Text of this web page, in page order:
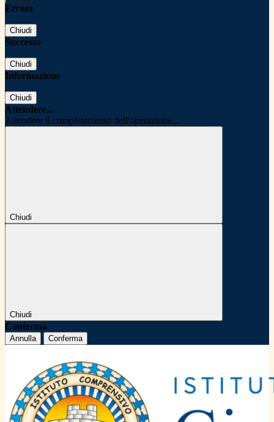
Errore
Chiudi
Successo
Chiudi
Informazione
Chiudi
Attendere...
Attendere il completamento dell'operazione...
Chiudi
Chiudi
Conferma
Annulla Conferma